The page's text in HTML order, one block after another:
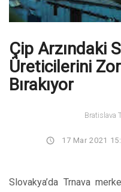
Çip Arzındaki
Üreticilerini
Bırakıyor
Bratislava
17 Mar 2021
Slovakya’da Trnava